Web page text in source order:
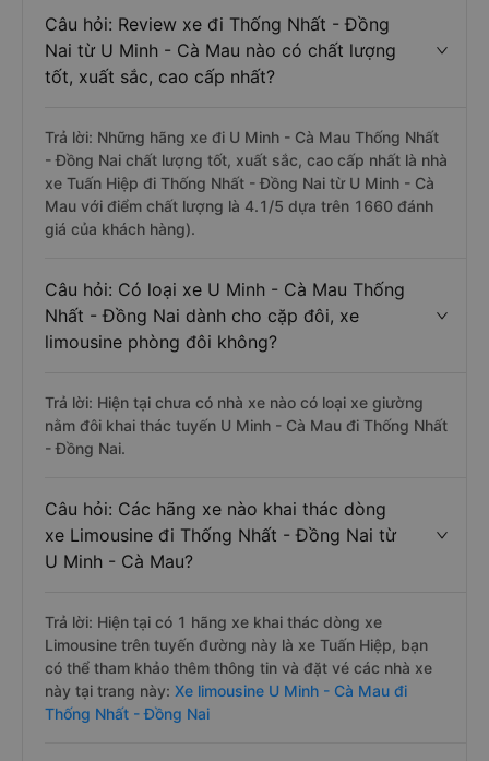
Câu hỏi: Review xe đi Thống Nhất - Đồng
Nai từ U Minh - Cà Mau nào có chất lượng
tốt, xuất sắc, cao cấp nhất?
Trả lời: Những hãng xe đi U Minh - Cà Mau Thống Nhất
- Đồng Nai chất lượng tốt, xuất sắc, cao cấp nhất là nhà
xe Tuấn Hiệp đi Thống Nhất - Đồng Nai từ U Minh - Cà
Mau với điểm chất lượng là 4.1/5 dựa trên 1660 đánh
giá của khách hàng).
Câu hỏi: Có loại xe U Minh - Cà Mau Thống
Nhất - Đồng Nai dành cho cặp đôi, xe
limousine phòng đôi không?
Trả lời: Hiện tại chưa có nhà xe nào có loại xe giường
nằm đôi khai thác tuyến U Minh - Cà Mau đi Thống Nhất
- Đồng Nai.
Câu hỏi: Các hãng xe nào khai thác dòng
xe Limousine đi Thống Nhất - Đồng Nai từ
U Minh - Cà Mau?
Trả lời: Hiện tại có 1 hãng xe khai thác dòng xe
Limousine trên tuyến đường này là xe Tuấn Hiệp, bạn
có thể tham khảo thêm thông tin và đặt vé các nhà xe
này tại trang này: Xe limousine U Minh - Cà Mau đi
Thống Nhất - Đồng Nai